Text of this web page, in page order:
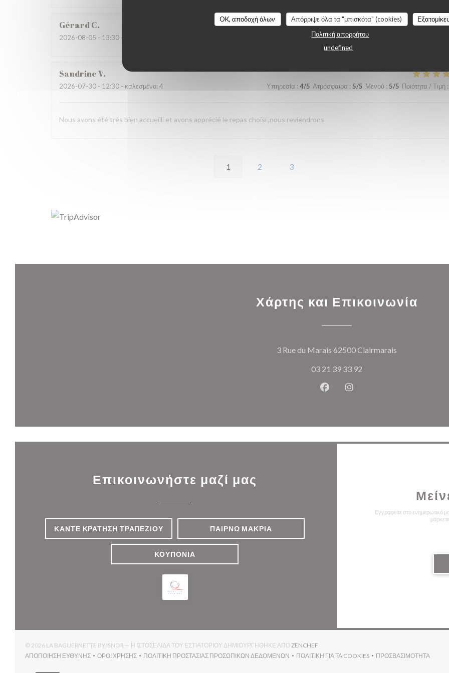
OK, αποδοχή όλων Απόρριψε όλα τα "μπισκότα" (cookies)
Πολιτική απορρήτου
undefined
GérardC
2026-08-05 - 13:30 - καλεσμένοι 4 Ατμόσφαιρα:4/5 Μενού
SandrineV
2026-07-30 - 12:30 - καλεσμένοι 4 Υπηρεσία : 4/5 Ατμόσφαιρα : 5/5 Μενού: 5/5 Ποιότητα / Τιμή :
Nous avons été très bien accueilli et avons apprécié le repas choisi ,nous reviendrons
1 2 3
Χάρτης και Επικοινωνία
3 Rue du Marais 62500 Clairmarais
03 21 39 33 92
Facebook ((ανοίγει σε νέο
Instagram ((ανοίγει σε
Επικοινωνήστε μαζί μας
ΚΆΝΤΕ ΚΡΆΤΗΣΗ ΤΡΑΠΕΖΙΟΎ ΠΑΊΡΝΩ ΜΑΚΡΙΆ
ΚΟΥΠΌΝΙΑ
Εγγραφείτε στο ενημερωτικό
© 2026 LA BAGUERNETTE BY ISNOR — Η ΙΣΤΟΣΕΛΊΔΑ ΤΟΥ ΕΣΤΙΑΤΟΡΊΟΥ ΔΗΜΙΟΥΡΓΉΘΗΚΕ ΑΠΌ ZENCHEF
ΑΠΟΠΟΊΗΣΗ ΕΥΘΎΝΗΣ
((ΑΝΟΊΓΕΙ ΣΕ ΝΈΟ ΠΑΡΆΘΥΡΟ))
ΌΡΟΙ ΧΡΉΣΗΣ
((ΑΝΟΊΓΕΙ ΣΕ ΝΈΟ ΠΑΡΆΘΥΡΟ))
ΠΟΛΙΤΙΚΉ ΠΡΟΣΤΑΣΊΑΣ ΠΡΟΣΩΠΙΚΏΝ ΔΕΔΟΜΈΝΩΝ
((ΑΝΟΊΓΕΙ ΣΕ ΝΈΟ ΠΑΡΆΘΥΡΟ))
ΠΟΛΙΤΙΚΉ ΓΙΑ ΤΑ COOKIES
((ΑΝΟΊΓΕΙ ΣΕ ΝΈΟ ΠΑΡΆΘΥΡΟ))
ΠΡΟΣΒΑΣΙΜΌΤΗΤΑ
((ΑΝΟΊΓΕΙ ΣΕ